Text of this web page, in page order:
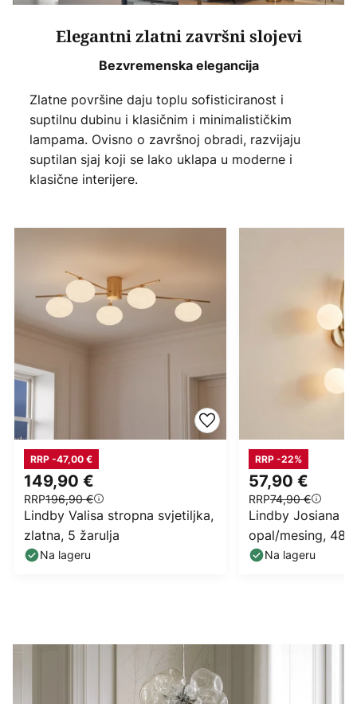
Elegantni zlatni završni slojevi
Bezvremenska elegancija
Zlatne površine daju toplu sofisticiranost i
suptilnu dubinu i klasičnim i minimalističkim
lampama. Ovisno o završnoj obradi, razvijaju
suptilan sjaj koji se lako uklapa u moderne i
klasične interijere.
149,90 €
RRP196,90 €
RRP -47,00 €
Lindby Valisa stropna svjetiljka,
zlatna, 5 žarulja
Na lageru
57,90 €
RRP74,90 €
RRP -22%
Lindby Josiana
opal/mesing, 48
staklo
Na lageru